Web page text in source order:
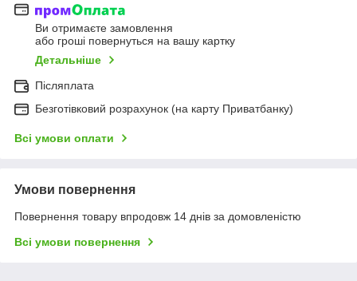
Ви отримаєте замовлення
або гроші повернуться на вашу картку
Детальніше
Післяплата
Безготівковий розрахунок (на карту Приватбанку)
Всі умови оплати
Умови повернення
Повернення товару впродовж 14 днів за домовленістю
Всі умови повернення